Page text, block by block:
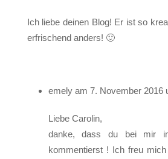
Ich liebe deinen Blog! Er ist so
erfrischend anders! 🙂
emely am 7. November 2016
Liebe Carolin,
danke, dass du bei mir
kommentierst ! Ich freu